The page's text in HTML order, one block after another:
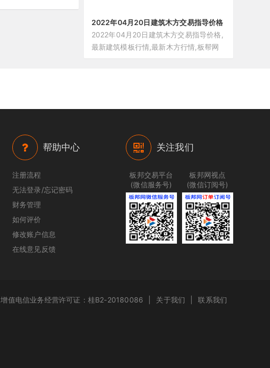
2022年04月20日建筑木方交易指导价格
2022年04月20日建筑木方交易指导价格,
最新建筑模板行情,最新木方行情,板帮网
帮助中心
注册流程
无法登录/忘记密码
财务管理
如何评价
修改账户信息
在线意见反馈
关注我们
板邦交易平台
(微信服务号)
板邦网视点
(微信订阅号)
增值电信业务经营许可证：桂B2-20180086 关于我们
联系我们